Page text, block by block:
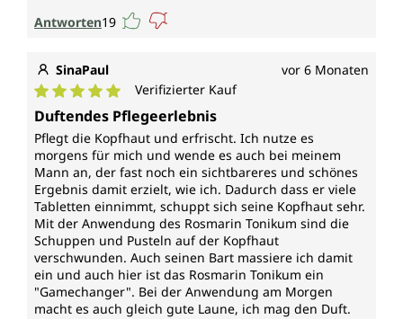
Antworten19
SinaPaul vor 6 Monaten
Durchschnittliche Bewertung von 5 von 5 Sternen
Verifizierter Kauf
Duftendes Pflegeerlebnis
Pflegt die Kopfhaut und erfrischt. Ich nutze es
morgens für mich und wende es auch bei meinem
Mann an, der fast noch ein sichtbareres und schönes
Ergebnis damit erzielt, wie ich. Dadurch dass er viele
Tabletten einnimmt, schuppt sich seine Kopfhaut sehr.
Mit der Anwendung des Rosmarin Tonikum sind die
Schuppen und Pusteln auf der Kopfhaut
verschwunden. Auch seinen Bart massiere ich damit
ein und auch hier ist das Rosmarin Tonikum ein
"Gamechanger". Bei der Anwendung am Morgen
macht es auch gleich gute Laune, ich mag den Duft.